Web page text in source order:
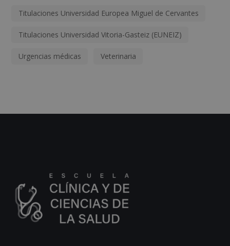
Titulaciones Universidad Europea Miguel de Cervantes
Titulaciones Universidad Vitoria-Gasteiz (EUNEIZ)
Urgencias médicas Veterinaria